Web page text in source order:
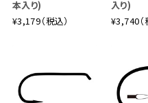
本入り)
¥3,179（税込）
入り)
¥3,740（